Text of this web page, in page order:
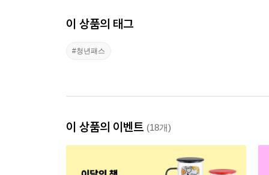
이 상품의 태그
#청년패스
이 상품의 이벤트 (18개)